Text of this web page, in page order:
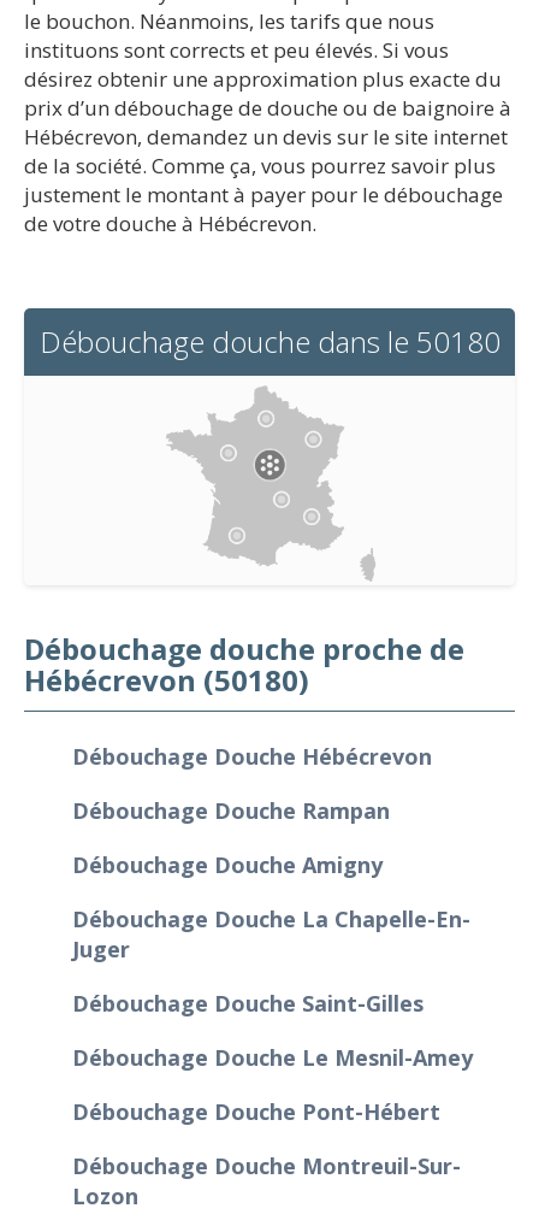
le bouchon. Néanmoins, les tarifs que nous
instituons sont corrects et peu élevés. Si vous
désirez obtenir une approximation plus exacte du
prix d’un débouchage de douche ou de baignoire à
Hébécrevon, demandez un devis sur le site internet
de la société. Comme ça, vous pourrez savoir plus
justement le montant à payer pour le débouchage
de votre douche à Hébécrevon.
Débouchage douche dans le 50180
Débouchage douche proche de
Hébécrevon (50180)
Débouchage Douche Hébécrevon
Débouchage Douche Rampan
Débouchage Douche Amigny
Débouchage Douche La Chapelle-En-
Juger
Débouchage Douche Saint-Gilles
Débouchage Douche Le Mesnil-Amey
Débouchage Douche Pont-Hébert
Débouchage Douche Montreuil-Sur-
Lozon